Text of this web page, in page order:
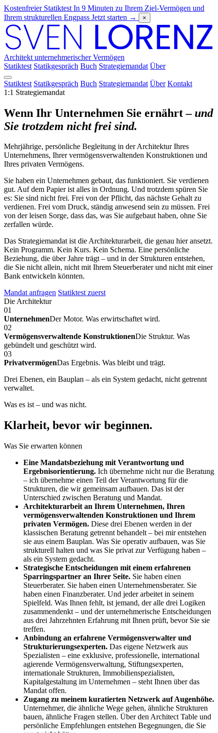
Kostenfreier Statiktest In 9 Minuten zu Ihrem Ziel-Vermögen und
Ihrem strukturellen Engpass Jetzt starten → ×
Architekt unternehmerischer Vermögen
Statiktest Statikgespräch Buch Strategiemandat Über
Statiktest Statikgespräch Buch Strategiemandat Über Kontakt
1:1 Strategiemandat
Wenn Ihr Unternehmen Sie ernährt – und
Sie trotzdem nicht frei sind.
Mehrjährige, persönliche Begleitung in der Architektur Ihres
Unternehmens, Ihrer vermögensverwaltenden Konstruktionen und
Ihres privaten Vermögens.
Sie haben ein Unternehmen gebaut, das funktioniert. Sie verdienen
gut. Auf dem Papier ist alles in Ordnung. Und trotzdem spüren Sie
es: Sie sind nicht frei. Frei von der Pflicht, das nächste Gehalt zu
verdienen. Frei vom Druck, ständig anwesend sein zu müssen. Frei
von der leisen Sorge, dass das, was Sie aufgebaut haben, ohne Sie
zerfallen würde.
Das Strategiemandat ist die Architekturarbeit, die genau hier ansetzt.
Kein Programm. Kein Kurs. Kein Schema. Eine persönliche
Beziehung, die über Jahre trägt – und in der Strukturen entstehen,
die Sie nicht allein, nicht mit Ihrem Steuerberater und nicht mit einer
Bank entwickeln könnten.
Mandat anfragen Statiktest zuerst
Die Architektur
01
UnternehmenDer Motor. Was erwirtschaftet wird.
02
Vermögensverwaltende KonstruktionenDie Struktur. Was
gebündelt und geschützt wird.
03
PrivatvermögenDas Ergebnis. Was bleibt und trägt.
Drei Ebenen, ein Bauplan – als ein System gedacht, nicht getrennt
verwaltet.
Was es ist – und was nicht.
Klarheit, bevor wir beginnen.
Was Sie erwarten können
Eine Mandatsbeziehung mit Verantwortung und
Ergebnisorientierung. Ich übernehme nicht nur die Beratung
– ich übernehme einen Teil der Verantwortung für die
Strukturen, die wir gemeinsam aufbauen. Das ist der
Unterschied zwischen Beratung und Mandat.
Architekturarbeit an Ihrem Unternehmen, Ihren
vermögensverwaltenden Konstruktionen und Ihrem
privaten Vermögen. Diese drei Ebenen werden in der
klassischen Beratung getrennt behandelt – bei mir entstehen
sie aus einem Bauplan. Was Sie operativ aufbauen, was Sie
strukturell halten und was Sie privat zur Verfügung haben –
als ein System gedacht.
Strategische Entscheidungen mit einem erfahrenen
Sparringspartner an Ihrer Seite. Sie haben einen
Steuerberater. Sie haben einen Unternehmensberater. Sie
haben einen Finanzberater. Und jeder arbeitet in seinem
Spielfeld. Was Ihnen fehlt, ist jemand, der alle drei Logiken
zusammendenkt – und der unternehmerische Entscheidungen
aus drei Jahrzehnten Erfahrung mit Ihnen prüft, bevor Sie sie
treffen.
Anbindung an erfahrene Vermögensverwalter und
Strukturierungsexperten. Das eigene Netzwerk aus
Spezialisten – eine exklusive, professionelle, international
agierende Vermögensverwaltung, Stiftungsexperten,
internationale Strukturen, Immobilienspezialisten,
Kapitalgestaltung im Unternehmen – steht Ihnen über das
Mandat offen.
Zugang zu meinem kuratierten Netzwerk auf Augenhöhe.
Unternehmer, die ähnliche Wege gehen, ähnliche Strukturen
bauen, ähnliche Fragen stellen. Über den Architect Table und
persönliche Empfehlungen entstehen Begegnungen, die Sie